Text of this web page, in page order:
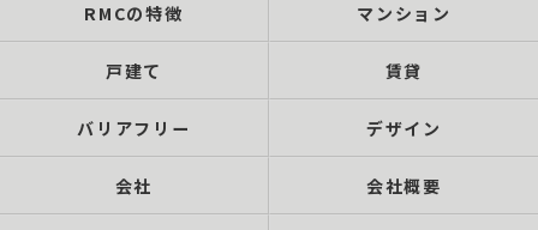
RMCの特徴 マンション
戸建て 賃貸
バリアフリー デザイン
会社 会社概要